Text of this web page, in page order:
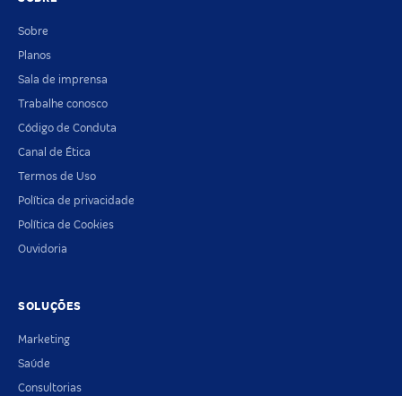
Sobre
Planos
Sala de imprensa
Trabalhe conosco
Código de Conduta
Canal de Ética
Termos de Uso
Política de privacidade
Política de Cookies
Ouvidoria
SOLUÇÕES
Marketing
Saúde
Consultorias